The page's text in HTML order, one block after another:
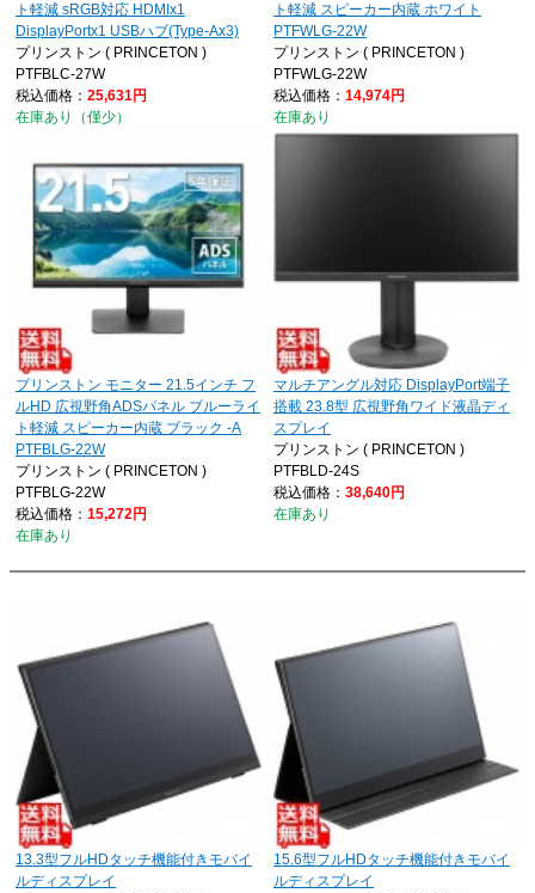
ト軽減 sRGB対応 HDMIx1
DisplayPortx1 USBハブ(Type-Ax3)
プリンストン ( PRINCETON )
PTFBLC-27W
税込価格： 25,631円
在庫あり（僅少）
ト軽減 スピーカー内蔵 ホワイト
PTFWLG-22W
プリンストン ( PRINCETON )
PTFWLG-22W
税込価格： 14,974円
在庫あり
プリンストン モニター 21.5インチ フ
ルHD 広視野角ADSパネル ブルーライ
ト軽減 スピーカー内蔵 ブラック -A
PTFBLG-22W
プリンストン ( PRINCETON )
PTFBLG-22W
税込価格： 15,272円
在庫あり
マルチアングル対応 DisplayPort端子
搭載 23.8型 広視野角ワイド液晶ディ
スプレイ
プリンストン ( PRINCETON )
PTFBLD-24S
税込価格： 38,640円
在庫あり
13.3型フルHDタッチ機能付きモバイ
ルディスプレイ
15.6型フルHDタッチ機能付きモバイ
ルディスプレイ